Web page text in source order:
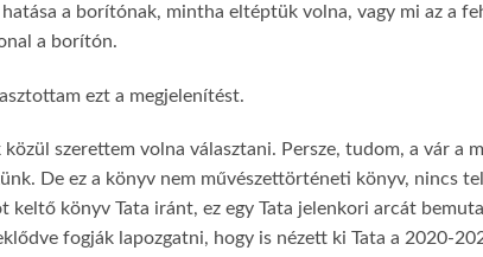
a borítónak, mintha eltéptük volna, vagy mi az a
a borítón.
ezt a megjelenítést.
szerettem volna választani. Persze, tudom, a vár a
De ez a könyv nem művészettörténeti könyv, nincs
keltő könyv Tata iránt, ez egy Tata jelenkori arcát
fogják lapozgatni, hogy is nézett ki Tata a 2020-